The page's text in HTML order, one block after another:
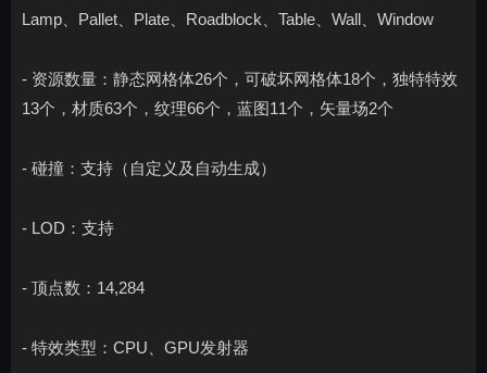
Lamp、Pallet、Plate、Roadblock、Table、Wall、Window
- 资源数量：静态网格体26个，可破坏网格体18个，独特特效
13个，材质63个，纹理66个，蓝图11个，矢量场2个
- 碰撞：支持（自定义及自动生成）
- LOD：支持
- 顶点数：14,284
- 特效类型：CPU、GPU发射器